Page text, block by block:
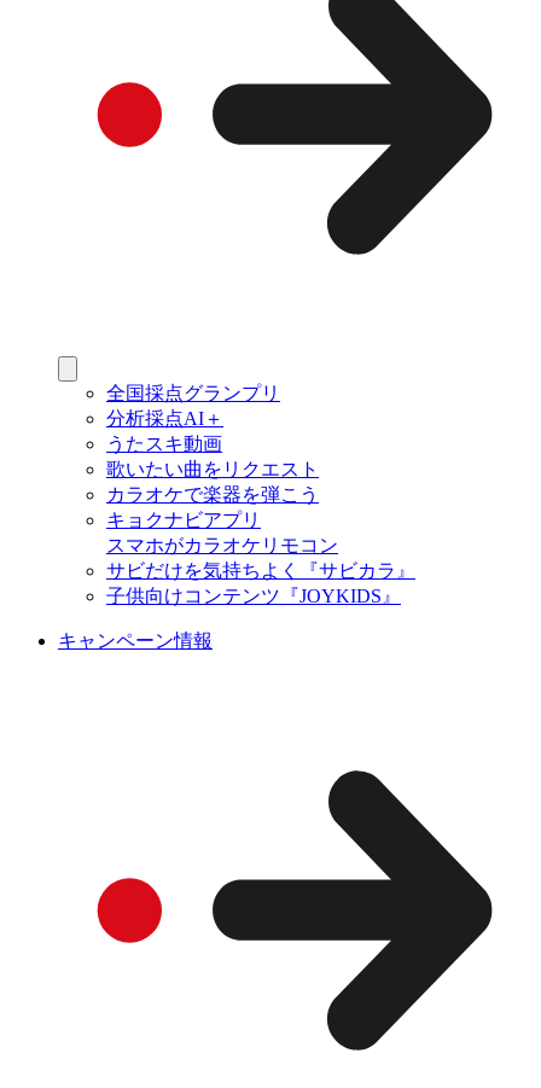
全国採点グランプリ
分析採点AI＋
うたスキ動画
歌いたい曲をリクエスト
カラオケで楽器を弾こう
キョクナビアプリ
スマホがカラオケリモコン
サビだけを気持ちよく『サビカラ』
子供向けコンテンツ『JOYKIDS』
キャンペーン情報